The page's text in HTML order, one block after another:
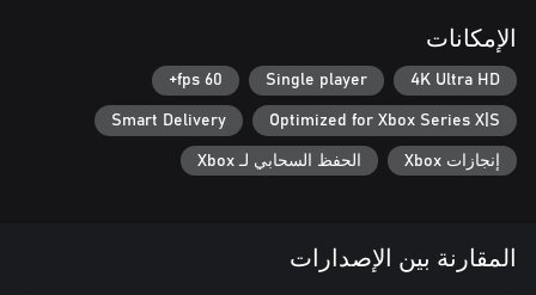
الإمكانات
4K Ultra HD
Single player
60 fps+
Optimized for Xbox Series X|S
Smart Delivery
إنجازات Xbox الحفظ السحابي لـ Xbox
المقارنة بين الإصدارات